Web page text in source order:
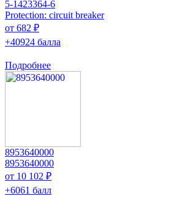
5-1423364-6
Protection: circuit breaker
от 682 ₽
+40924 балла
Подробнее
8953640000
8953640000
от 10 102 ₽
+6061 балл